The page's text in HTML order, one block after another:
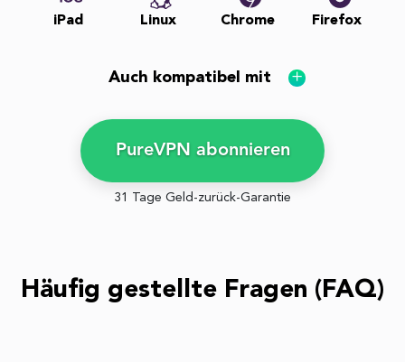
iPad Linux Chrome Firefox
Auch kompatibel mit
PureVPN abonnieren
31 Tage Geld-zurück-Garantie
Häufig gestellte Fragen (FAQ)